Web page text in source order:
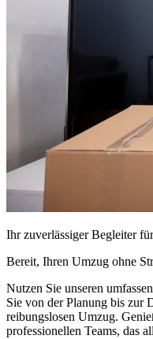
Ihr zuverlässiger Begleiter
Bereit, Ihren Umzug ohne
Nutzen Sie unseren
Sie von der Planung bis zur
reibungslosen Umzug.
professionellen Teams, das